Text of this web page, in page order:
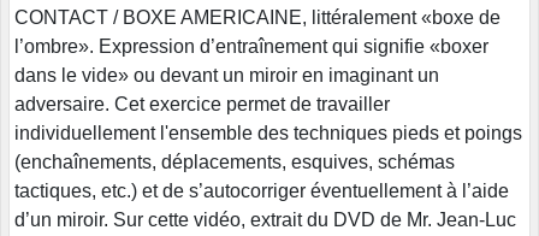
CONTACT / BOXE AMERICAINE, littéralement «boxe de
l’ombre». Expression d’entraînement qui signifie «boxer
dans le vide» ou devant un miroir en imaginant un
adversaire. Cet exercice permet de travailler
individuellement l'ensemble des techniques pieds et poings
(enchaînements, déplacements, esquives, schémas
tactiques, etc.) et de s’autocorriger éventuellement à l’aide
d’un miroir. Sur cette vidéo, extrait du DVD de Mr. Jean-Luc